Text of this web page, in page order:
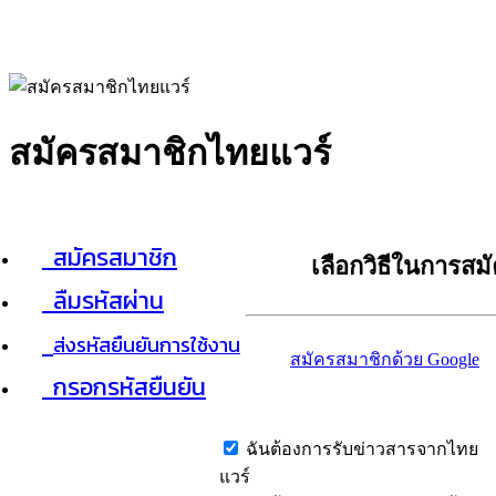
สมัครสมาชิกไทยแวร์
สมัครสมาชิก
ลืมรหัสผ่าน
ส่งรหัสยืนยันการใช้งาน
กรอกรหัสยืนยัน
เลือกวิธีในการส
สมัครสมาชิกด้วย Google
ฉันต้องการรับข่าวสารจากไทย
แวร์